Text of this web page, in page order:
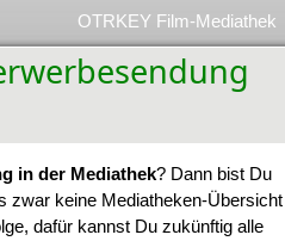
OTRKEY Film-Mediathek
in der Mediathek? Dann bist Du
zwar keine Mediatheken-Übersicht
dafür kannst Du zukünftig alle